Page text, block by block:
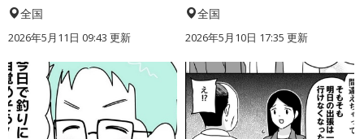
全国
2026年5月11日 09:43 更新
全国
2026年5月10日 17:35 更新